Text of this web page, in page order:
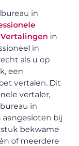
in
in
in
als u op
een
vertalen. Dit
vertaler,
in
aangesloten bij
bekwame
of meerdere